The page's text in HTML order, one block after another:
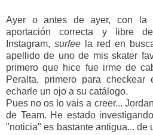
Ayer o antes de ayer, con la
aportación correcta y libre
Instagram, surfee la red en
apellido de uno de mis skater
primero que hice fue irme de
Peralta, primero para
echarle un ojo a su catálogo.
Pues no os lo vais a creer...
de Team. He estado
"noticia" es bastante antigua... de